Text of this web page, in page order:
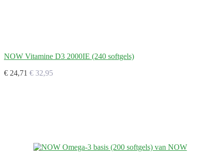
NOW Vitamine D3 2000IE (240 softgels)
€ 24,71 € 32,95